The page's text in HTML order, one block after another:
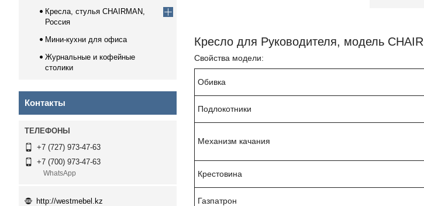
Кресло для Руководителя, модель
Свойства модели:
Обивка
Подлокотники
Механизм качания
Крестовина
Газпатрон
Кресла, стулья CHAIRMAN,
Россия
Мини-кухни для офиса
Журнальные и кофейные
столики
Контакты
+7 (727) 973-47-63
+7 (700) 973-47-63
WhatsApp
http://westmebel.kz